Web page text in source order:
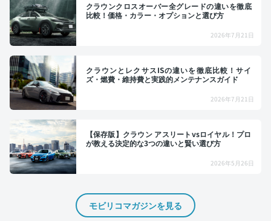
クラウンクロスオーバー全グレードの違いを徹底
比較！価格・カラー・オプションと選び方
2026年7月21日
クラウンとレクサスISの違いを徹底比較！サイ
ズ・燃費・維持費と実践的メンテナンスガイド
2026年7月21日
【保存版】クラウン アスリートvsロイヤル！プロ
が教える決定的な3つの違いと賢い選び方
2026年5月26日
モビリコマガジンを見る